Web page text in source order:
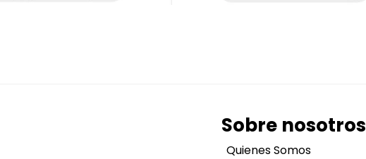
Sobre nosotros
Quienes Somos